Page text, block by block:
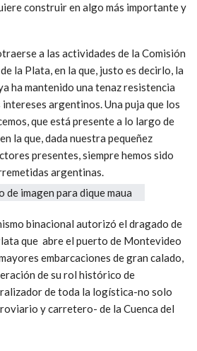
construir en algo más importante y
a las actividades de la Comisión
la Plata, en la que, justo es decirlo, la
ha mantenido una tenaz resistencia
argentinos. Una puja que los
que está presente a lo largo de
la que, dada nuestra pequeñez
presentes, siempre hemos sido
argentinas.
binacional autorizó el dragado de
que abre el puerto de Montevideo
embarcaciones de gran calado,
de su rol histórico de
de toda la logística-no solo
y carretero- de la Cuenca del